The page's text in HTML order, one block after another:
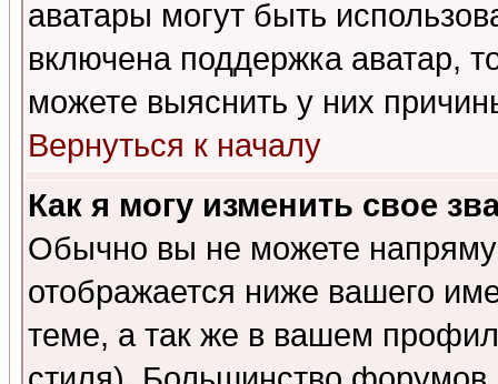
аватары могут быть
включена поддержка аватар,
можете выяснить у них
Вернуться к началу
Как я могу изменить свое
Обычно вы не можете
отображается ниже вашего
теме, а так же в вашем